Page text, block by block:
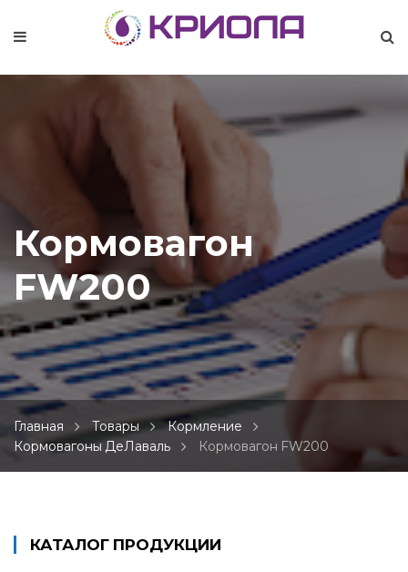
Кормовагон
FW200
Главная Товары
Кормление
Кормовагоны ДеЛаваль
Кормовагон FW200
КАТАЛОГ ПРОДУКЦИИ